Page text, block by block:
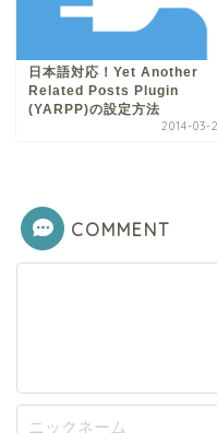
日本語対応！Yet Another
Related Posts Plugin
(YARPP)の設定方法
2014-03-
COMMENT